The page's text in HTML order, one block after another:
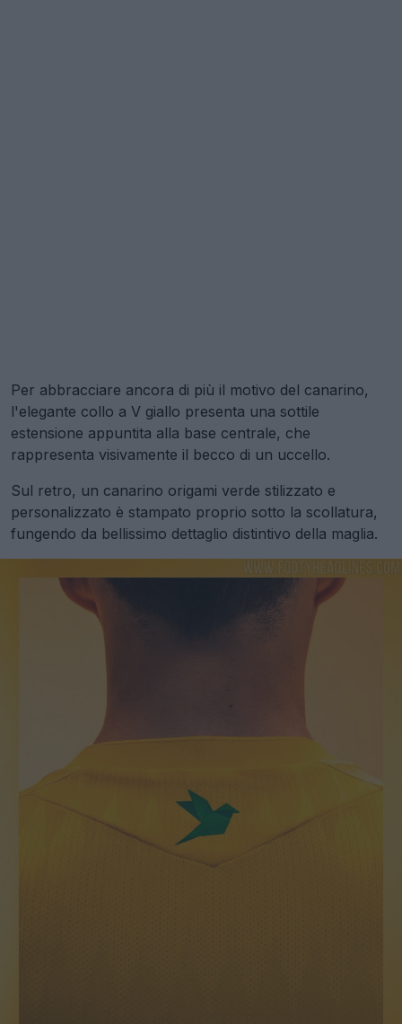
Per abbracciare ancora di più il motivo del canarino,
l'elegante collo a V giallo presenta una sottile
estensione appuntita alla base centrale, che
rappresenta visivamente il becco di un uccello.
Sul retro, un canarino origami verde stilizzato e
personalizzato è stampato proprio sotto la scollatura,
fungendo da bellissimo dettaglio distintivo della maglia.